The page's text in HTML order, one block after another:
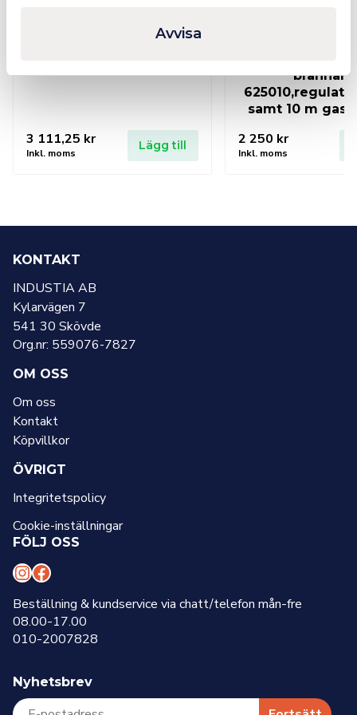
Avvisa
CFH Lödkolv gasdriven
3 111,25 kr
Inkl. moms
Lägg till
brännare
625010,regulator
samt 10 m
2 250 kr
Inkl. moms
KONTAKT
INDUSTIA AB
Kylarvägen 7
541 30 Skövde
Org.nr: 559076-7827
OM OSS
Om oss
Kontakt
Köpvillkor
ÖVRIGT
Integritetspolicy
Cookie-inställningar
FÖLJ OSS
I
n
s
t
a
g
F
a
c
e
b
o
Beställning & kundservice via chatt/telefon mån-fre
08.00-17.00
010-2007828
Nyhetsbrev